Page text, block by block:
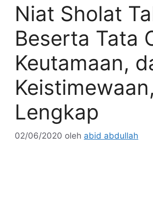
Niat Sholat
Beserta Tata
Keutamaan,
Keistimewaan,
Lengkap
02/06/2020 oleh abid abdullah